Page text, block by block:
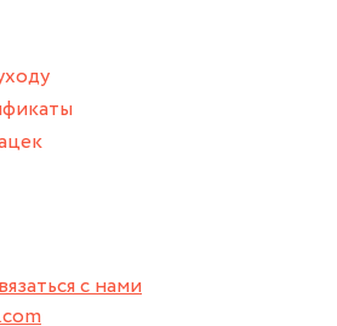
или упаковке бренда.
эту упаковку для хранения,
на себе.
с нами